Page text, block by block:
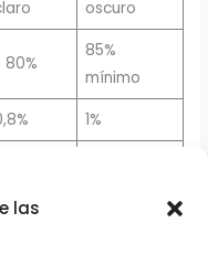
las
oscuro
80%
85%
mínimo
1%